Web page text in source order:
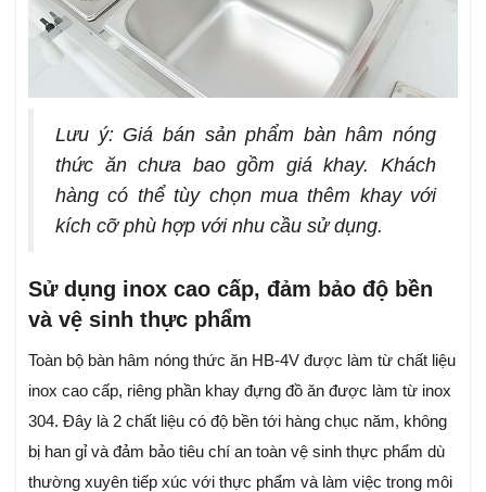
Lưu ý: Giá bán sản phẩm bàn hâm nóng
thức ăn chưa bao gồm giá khay. Khách
hàng có thể tùy chọn mua thêm khay với
kích cỡ phù hợp với nhu cầu sử dụng.
Sử dụng inox cao cấp, đảm bảo độ bền
và vệ sinh thực phẩm
Toàn bộ bàn hâm nóng thức ăn HB-4V được làm từ chất liệu
inox cao cấp, riêng phần khay đựng đồ ăn được làm từ inox
304. Đây là 2 chất liệu có độ bền tới hàng chục năm, không
bị han gỉ và đảm bảo tiêu chí an toàn vệ sinh thực phẩm dù
thường xuyên tiếp xúc với thực phẩm và làm việc trong môi